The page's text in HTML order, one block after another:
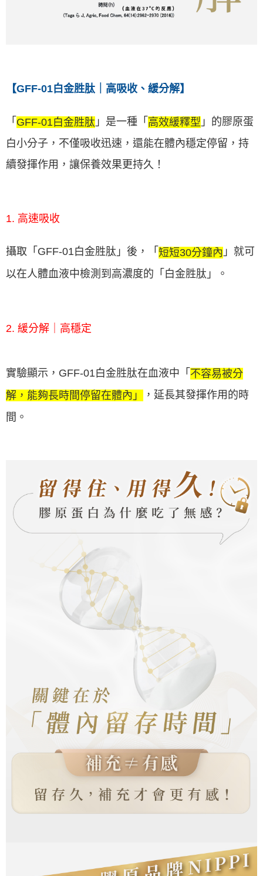
【GFF-01白金胜肽｜高吸收、緩分解】
「 GFF-01白金胜肽 」是一種「 高效緩釋型 」的膠原蛋
白小分子，不僅吸收迅速，還能在體內穩定停留，持
續發揮作用，讓保養效果更持久！
1. 高速吸收
攝取「GFF-01白金胜肽」後，「 短短30分鐘內 」就可
以在人體血液中檢測到高濃度的「白金胜肽」。
2. 緩分解｜高穩定
實驗顯示，GFF-01白金胜肽在血液中「 不容易被分
解，能夠長時間停留在體內」
，延長其發揮作用的時
間。